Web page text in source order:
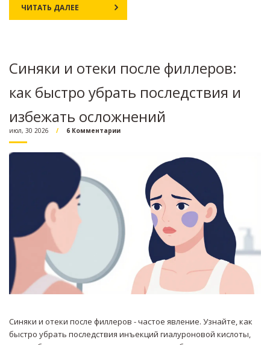
ЧИТАТЬ ДАЛЕЕ
Синяки и отеки после филлеров:
как быстро убрать последствия и
избежать осложнений
июл, 30 2026 6 Комментарии
Синяки и отеки после филлеров - частое явление. Узнайте, как
быстро убрать последствия инъекций гиалуроновой кислоты,